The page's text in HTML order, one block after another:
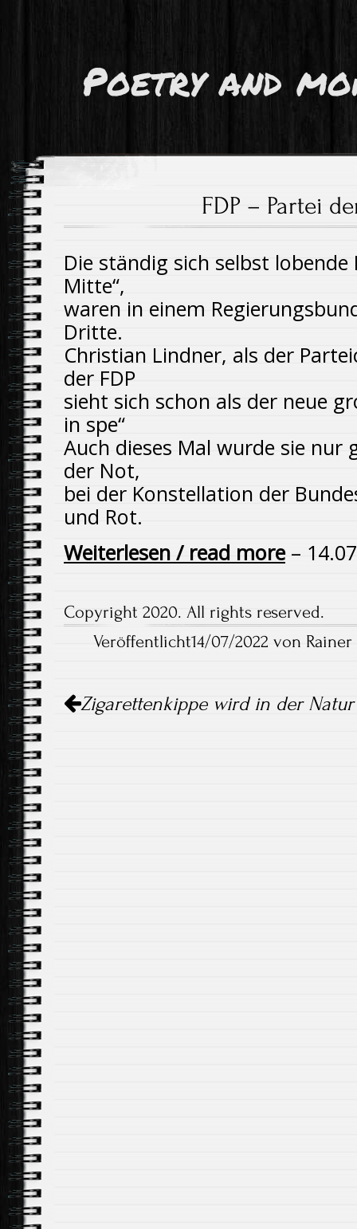
Poetry and
FDP – Partei
Die ständig sich selbst lobende
Mitte“,
waren in einem
Dritte.
Christian Lindner, als der
der FDP
sieht sich schon als der neue
in spe“
Auch dieses Mal wurde sie nur
der Not,
bei der Konstellation der
und Rot.
Weiterlesen / read more–
Copyright 2020. All rights reserved.
Veröffentlicht14/07/2022 von
Navigation
Zigarettenkippe wird in der Natur